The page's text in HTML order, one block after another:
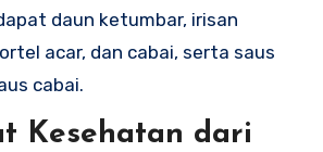
daun ketumbar, irisan
acar, dan cabai, serta saus
cabai.
Kesehatan dari